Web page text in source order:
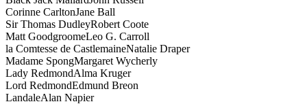
Corinne CarltonJane Ball
Sir Thomas DudleyRobert Coote
Matt GoodgroomeLeo G. Carroll
la Comtesse de CastlemaineNatalie Draper
Madame SpongMargaret Wycherly
Lady RedmondAlma Kruger
Lord RedmondEdmund Breon
LandaleAlan Napier